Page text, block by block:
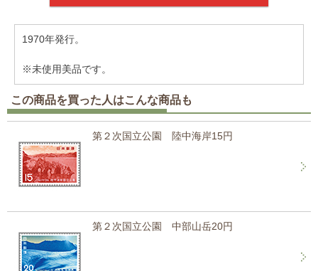
1970年発行。
※未使用美品です。
この商品を買った人はこんな商品も
第２次国立公園 陸中海岸15円
第２次国立公園 中部山岳20円